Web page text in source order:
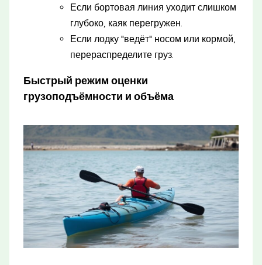
Если бортовая линия уходит слишком
глубоко, каяк перегружен.
Если лодку "ведёт" носом или кормой,
перераспределите груз.
Быстрый режим оценки
грузоподъёмности и объёма